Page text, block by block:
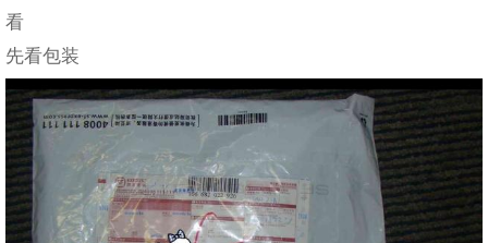
看
先看包装